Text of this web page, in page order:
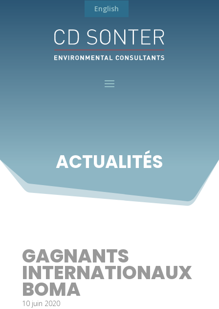
English
ACTUALITÉS
GAGNANTS
INTERNATIONAUX
BOMA
10 juin 2020